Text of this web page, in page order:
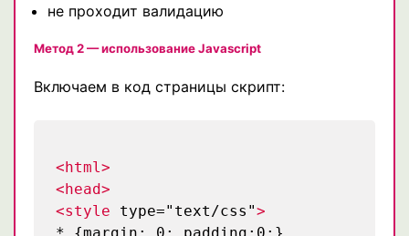
не проходит валидацию
Метод 2 — использование Javascript
Включаем в код страницы скрипт:
<html>
<head>
<style type="text/css">